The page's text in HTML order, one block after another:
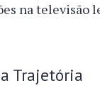
na televisão
Trajetória